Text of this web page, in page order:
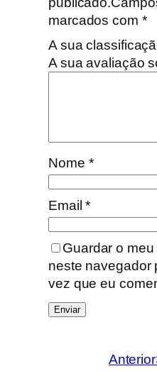
i
U
n
t
t
i
n
a
marcados com *
A sua
A sua avaliação
Nome *
Email*
Guardar o
neste navegador
vez que eu
Anterior